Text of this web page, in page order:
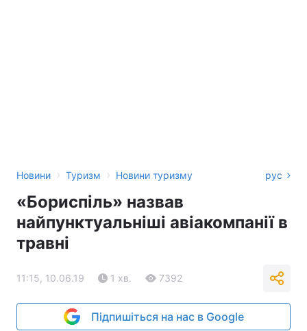
Новини › Туризм › Новини туризму рус
«Бориспіль» назвав
найпунктуальніші авіакомпанії в
травні
11:15, 10.06.19 1 хв. 7392
Підпишіться на нас в Google